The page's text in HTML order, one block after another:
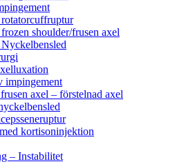
shoulder/frusen axel
impingement
axel – förstelnad axel
kortisoninjektion
– Instabilitet